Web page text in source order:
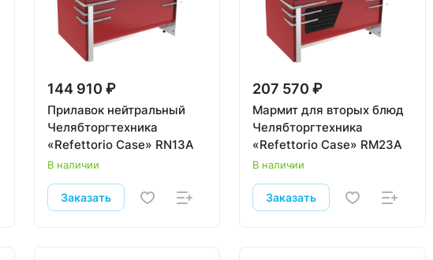
144 910 ₽
Прилавок нейтральный
Челябторгтехника
«Refettorio Case» RN13A
В наличии
Заказать
207 570 ₽
Мармит для вторых блюд
Челябторгтехника
«Refettorio Case» RM23A
В наличии
Заказать